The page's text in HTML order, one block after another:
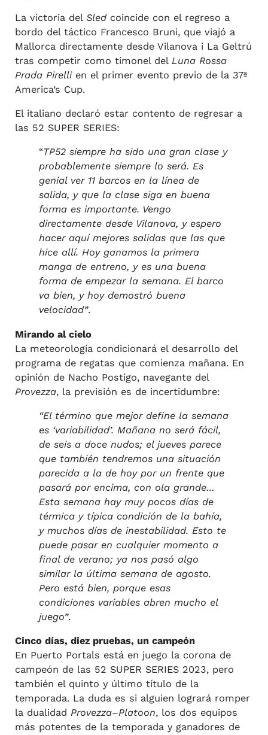
La victoria del Sledcoincide con el regreso a
bordo del táctico Francesco Bruni, que viajó a
Mallorca directamente desde Vilanova i La Geltrú
tras competir como timonel del Luna Rossa
Prada Pirellien el primer evento previo de la 37ª
America’s Cup.
El italiano declaró estar contento de regresar a
las 52 SUPER SERIES:
“TP52 siempre ha sido una gran clase y
probablemente siempre lo será. Es
genial ver 11 barcos en la línea de
salida, y que la clase siga en buena
forma es importante. Vengo
directamente desde Vilanova, y espero
hacer aquí mejores salidas que las que
hice allí. Hoy ganamos la primera
manga de entreno, y es una buena
forma de empezar la semana. El barco
va bien, y hoy demostró buena
velocidad”.
Mirando al cielo
La meteorología condicionará el desarrollo del
programa de regatas que comienza mañana. En
opinión de Nacho Postigo, navegante del
Provezza, la previsión es de incertidumbre:
“El término que mejor define la semana
es ‘variabilidad’. Mañana no será fácil,
de seis a doce nudos; el jueves parece
que también tendremos una situación
parecida a la de hoy por un frente que
pasará por encima, con ola grande…
Esta semana hay muy pocos días de
térmica y típica condición de la bahía,
y muchos días de inestabilidad. Esto te
puede pasar en cualquier momento a
final de verano; ya nos pasó algo
similar la última semana de agosto.
Pero está bien, porque esas
condiciones variables abren mucho el
juego”.
Cinco días, diez pruebas, un campeón
En Puerto Portals está en juego la corona de
campeón de las 52 SUPER SERIES 2023, pero
también el quinto y último título de la
temporada. La duda es si alguien logrará romper
la dualidad Provezza–Platoon, los dos equipos
más potentes de la temporada y ganadores de